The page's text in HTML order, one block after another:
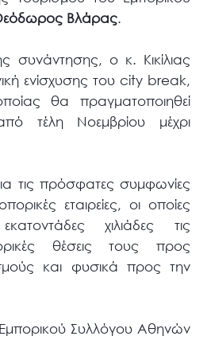
Βλάρας.
συνάντησης, ο κ. Κικίλιας
ενίσχυσης του city break,
θα πραγματοποιηθεί
τέλη Νοεμβρίου μέχρι
τις πρόσφατες συμφωνίες
εταιρείες, οι οποίες
χιλιάδες τις
θέσεις τους προς
και φυσικά προς την
Συλλόγου Αθηνών